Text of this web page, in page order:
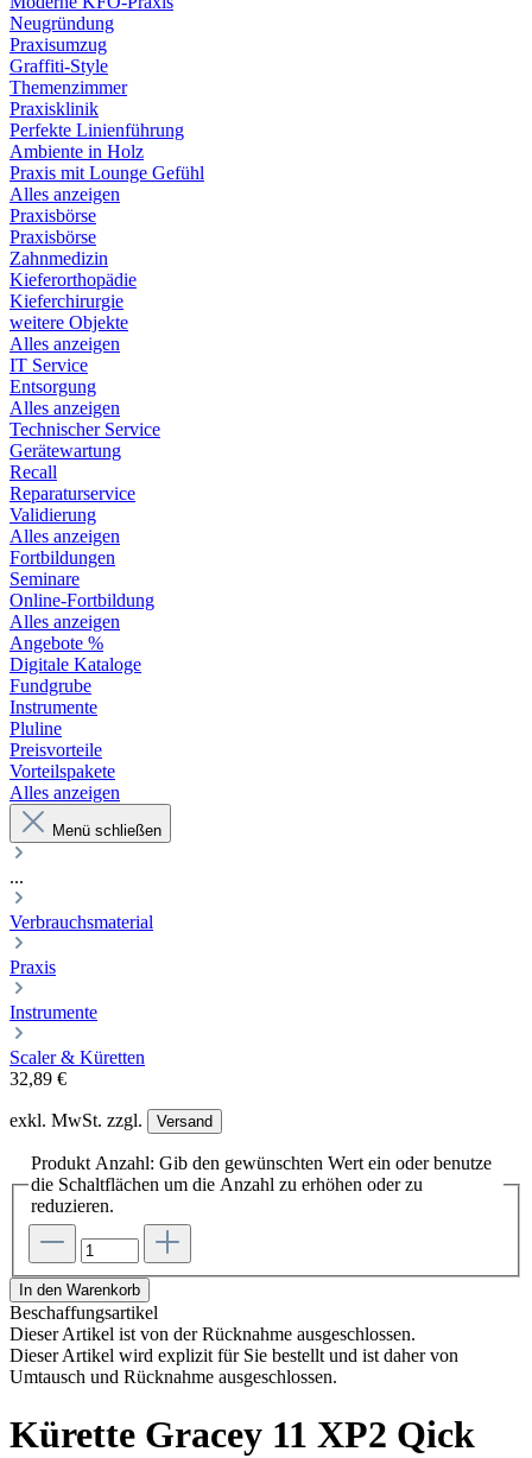
Neugründung
Praxisumzug
Graffiti-Style
Themenzimmer
Praxisklinik
Perfekte Linienführung
Ambiente in Holz
Praxis mit Lounge Gefühl
Alles anzeigen
Praxisbörse
Praxisbörse
Zahnmedizin
Kieferorthopädie
Kieferchirurgie
weitere Objekte
Alles anzeigen
IT Service
Entsorgung
Alles anzeigen
Technischer Service
Gerätewartung
Recall
Reparaturservice
Validierung
Alles anzeigen
Fortbildungen
Seminare
Online-Fortbildung
Alles anzeigen
Angebote %
Digitale Kataloge
Fundgrube
Instrumente
Pluline
Preisvorteile
Vorteilspakete
Alles anzeigen
Menü schließen
...
Verbrauchsmaterial
Praxis
Instrumente
Scaler & Küretten
32,89 €
exkl. MwSt. zzgl. Versand
Produkt Anzahl: Gib den gewünschten Wert ein oder benutze
die Schaltflächen um die Anzahl zu erhöhen oder zu
reduzieren.
In den Warenkorb
Beschaffungsartikel
Dieser Artikel ist von der Rücknahme ausgeschlossen.
Dieser Artikel wird explizit für Sie bestellt und ist daher von
Umtausch und Rücknahme ausgeschlossen.
Kürette Gracey 11 XP2 Qick